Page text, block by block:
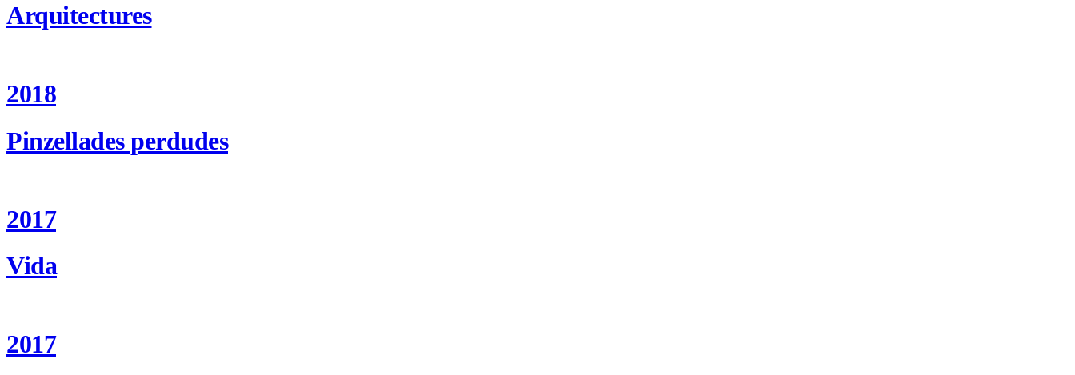
Arquitectures
2018
Pinzellades perdudes
2017
Vida
2017